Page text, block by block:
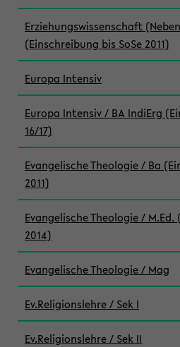
Erziehungswissenschaft
(Einschreibung bis SoSe 2011)
Europa Intensiv
Europa Intensiv / BA IndiErg
16/17)
Evangelische Theologie / Ba
2011)
Evangelische Theologie /
2014)
Evangelische Theologie / Mag
Ev.Religionslehre / Sek I
Ev.Religionslehre / Sek II